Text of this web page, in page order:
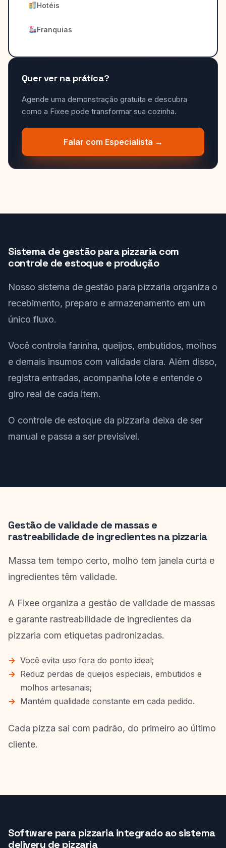
Hotéis
Franquias
Quer ver na prática?
Agende uma demonstração gratuita e descubra
como a Fixee pode transformar sua cozinha.
Falar com Especialista →
Sistema de gestão para pizzaria com
controle de estoque e produção
Nosso sistema de gestão para pizzaria organiza o
recebimento, preparo e armazenamento em um
único fluxo.
Você controla farinha, queijos, embutidos, molhos
e demais insumos com validade clara. Além disso,
registra entradas, acompanha lote e entende o
giro real de cada item.
O controle de estoque da pizzaria deixa de ser
manual e passa a ser previsível.
Gestão de validade de massas e
rastreabilidade de ingredientes na pizzaria
Massa tem tempo certo, molho tem janela curta e
ingredientes têm validade.
A Fixee organiza a gestão de validade de massas
e garante rastreabilidade de ingredientes da
pizzaria com etiquetas padronizadas.
Você evita uso fora do ponto ideal;
Reduz perdas de queijos especiais, embutidos e
molhos artesanais;
Mantém qualidade constante em cada pedido.
Cada pizza sai com padrão, do primeiro ao último
cliente.
Software para pizzaria integrado ao sistema
delivery de pizzaria